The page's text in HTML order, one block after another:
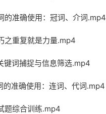
的准确使用：冠词、介词.mp4
之重复就是力量.mp4
键词捕捉与信息筛选.mp4
的准确使用：连词、代词.mp4
题综合训练.mp4